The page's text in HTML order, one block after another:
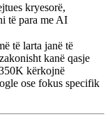
kryesorë,
të para me AI
të larta janë të
kanë qasje
kërkojnë
ose fokus specifik